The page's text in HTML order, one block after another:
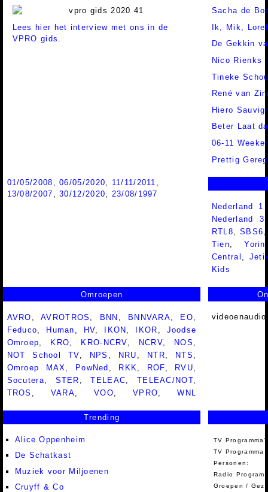
Lees hier het interview met ons in de
VPRO gids.
Sacha de
Ik, Mik,
De Gekkin
Nico Rienks
Tineke
René van
Hiero
Beter Laat
06-11
Prettig
01/05/2008 ,06/05/2020 11/11/2011
13/08/2007 ,30/12/2020
23/08/1997
Nederland
Nederland
RTL8,SBS6
Tien,Yorin
Central ,
Kids
Omroepen
AVRO ,AVROTROS BNN BNNVARA EO
Feduco
Human HV IKON IKOR
Joodse
Omroep
KRO KRO-NCRV NCRV NOS
NOT School TV
NPS NRU NTR NTS
Omroep MAX
PowNed RKK ROF RVU
Socutera
STER ,TELEAC TELEAC/NOT
TROS
VARA ,VOO ,VPRO ,WNL
Trending
Alice Oppenheim
De Schatkast
Muziek voor Miljoenen
Cruyff & Co
TV
TV Programma
Personen:
Radio
Groepen /